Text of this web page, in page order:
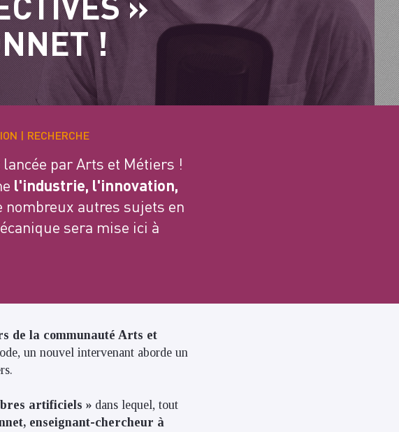
!
RECHERCHE
par Arts et Métiers !
l'industrie, l'innovation,
nombreux autres sujets en
sera mise ici à
de la communauté Arts et
un nouvel intervenant aborde un
artificiels » dans lequel, tout
enseignant-chercheur à